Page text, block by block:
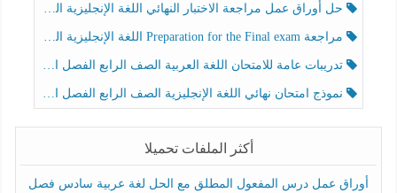
حل أوراق عمل مراجعة الاختبار النهائي اللغة الإنجليزية الصف الرابع الفصل الثالث
مراجعة Preparation for the Final exam اللغة الإنجليزية الصف الرابع الفصل الثالث
تدريبات عامة للامتحان اللغة العربية الصف الرابع الفصل الثالث
نموذج امتحان نهائي اللغة الإنجليزية الصف الرابع الفصل الثالث
أكثر الملفات تحميلا
أوراق عمل درس المفعول المطلق مع الحل لغة عربية سادس فصل